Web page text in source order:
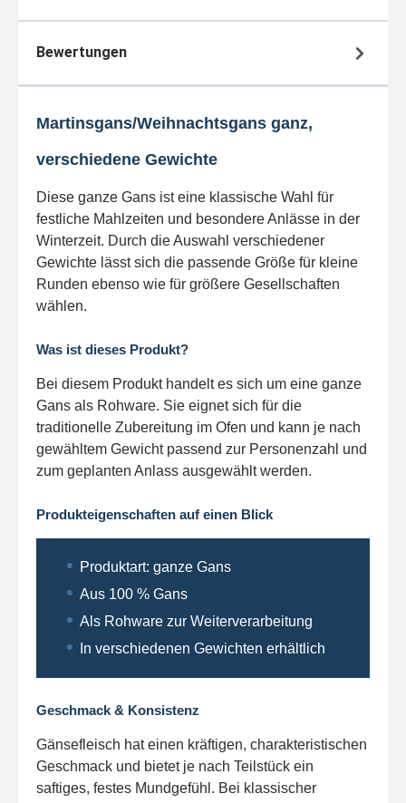
Bewertungen
Martinsgans/Weihnachtsgans ganz,
verschiedene Gewichte
Diese ganze Gans ist eine klassische Wahl für
festliche Mahlzeiten und besondere Anlässe in der
Winterzeit. Durch die Auswahl verschiedener
Gewichte lässt sich die passende Größe für kleine
Runden ebenso wie für größere Gesellschaften
wählen.
Was ist dieses Produkt?
Bei diesem Produkt handelt es sich um eine ganze
Gans als Rohware. Sie eignet sich für die
traditionelle Zubereitung im Ofen und kann je nach
gewähltem Gewicht passend zur Personenzahl und
zum geplanten Anlass ausgewählt werden.
Produkteigenschaften auf einen Blick
Produktart: ganze Gans
Aus 100 % Gans
Als Rohware zur Weiterverarbeitung
In verschiedenen Gewichten erhältlich
Geschmack & Konsistenz
Gänsefleisch hat einen kräftigen, charakteristischen
Geschmack und bietet je nach Teilstück ein
saftiges, festes Mundgefühl. Bei klassischer